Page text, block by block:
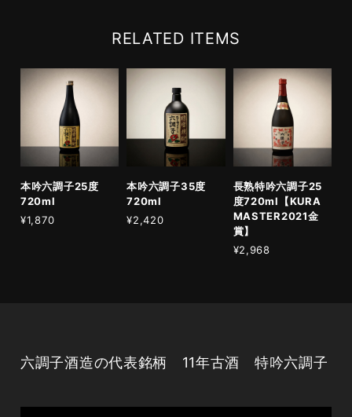
RELATED ITEMS
本吟六調子25度
720ml
¥1,870
本吟六調子35度
720ml
¥2,420
長熟特吟六調子25
度720ml【KURA
MASTER2021金
賞】
¥2,968
六調子酒造の代表銘柄 11年古酒 特吟六調子